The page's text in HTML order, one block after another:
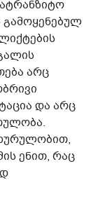
არც
და არც
ენით, რაც